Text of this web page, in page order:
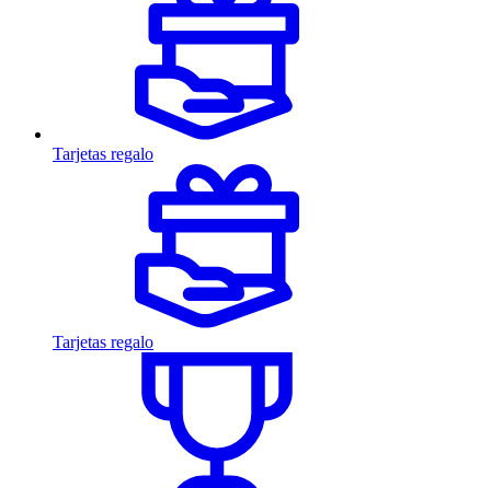
Tarjetas regalo
Tarjetas regalo